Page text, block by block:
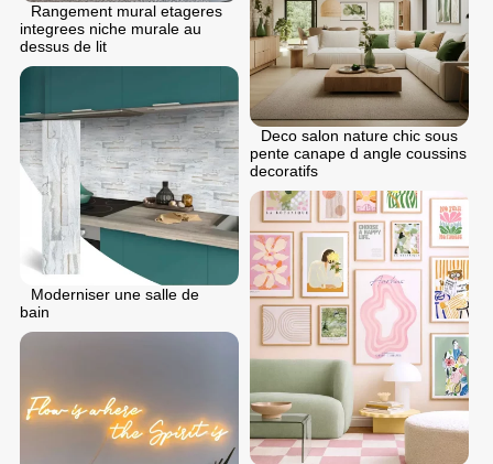
Rangement mural etageres
integrees niche murale au
dessus de lit
Deco salon nature chic sous
pente canape d angle coussins
decoratifs
Moderniser une salle de
bain